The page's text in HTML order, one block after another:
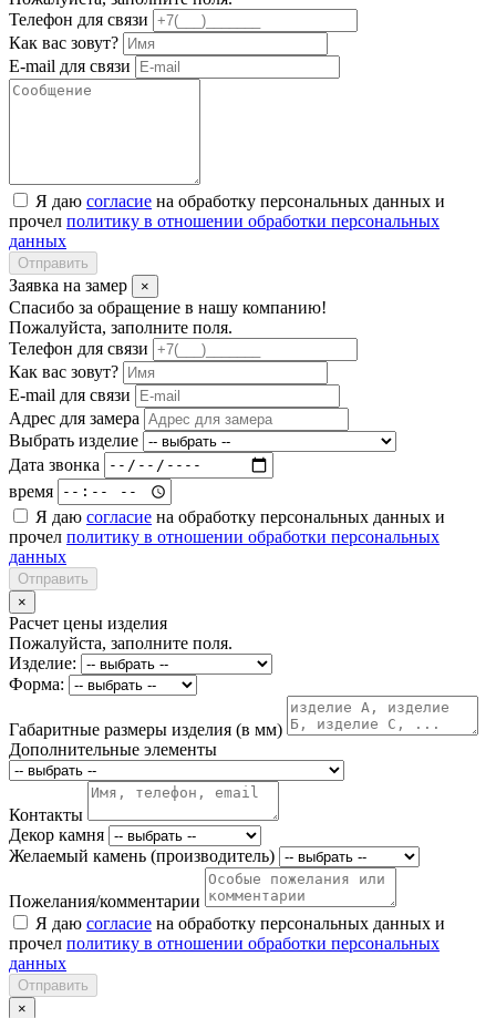
Телефон для связи
Как вас зовут?
E-mail для связи
Я даю согласие на обработку персональных данных и
прочел политику в отношении обработки персональных
данных
Отправить
Заявка на замер ×
Спасибо за обращение в нашу компанию!
Пожалуйста, заполните поля.
Телефон для связи
Как вас зовут?
E-mail для связи
Адрес для замера
Выбрать изделие
Дата звонка
время
Я даю согласие на обработку персональных данных и
прочел политику в отношении обработки персональных
данных
Отправить
×
Расчет цены изделия
Пожалуйста, заполните поля.
Изделие:
Форма:
Габаритные размеры изделия (в мм)
Дополнительные элементы
Контакты
Декор камня
Желаемый камень (производитель)
Пожелания/комментарии
Я даю согласие на обработку персональных данных и
прочел политику в отношении обработки персональных
данных
Отправить
×